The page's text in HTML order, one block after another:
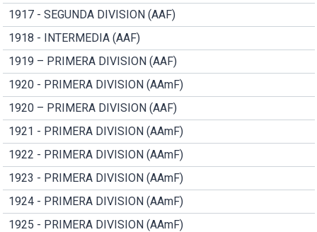
1917 - SEGUNDA DIVISION (AAF)
1918 - INTERMEDIA (AAF)
1919 – PRIMERA DIVISION (AAF)
1920 - PRIMERA DIVISION (AAmF)
1920 – PRIMERA DIVISION (AAF)
1921 - PRIMERA DIVISION (AAmF)
1922 - PRIMERA DIVISION (AAmF)
1923 - PRIMERA DIVISION (AAmF)
1924 - PRIMERA DIVISION (AAmF)
1925 - PRIMERA DIVISION (AAmF)